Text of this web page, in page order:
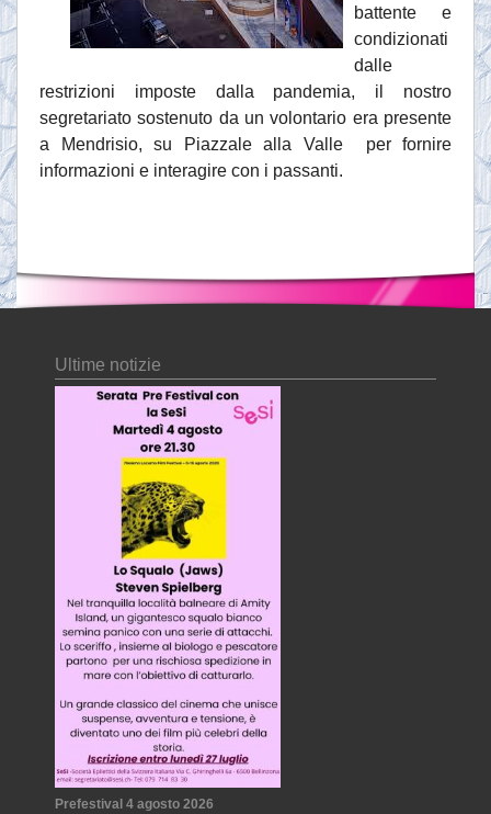
battente e
condizionati
dalle
restrizioni imposte dalla pandemia, il nostro
segretariato sostenuto da un volontario era presente
a Mendrisio, su Piazzale alla Valle per fornire
informazioni e interagire con i passanti.
Ultime notizie
Prefestival 4 agosto 2026